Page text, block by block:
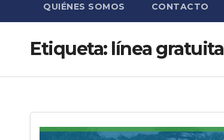
QUIÉNES SOMOS CONTACTO
Etiqueta: línea gratuita